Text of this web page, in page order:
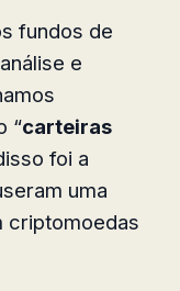
fundos de
e
“carteiras
foi a
uma
criptomoedas